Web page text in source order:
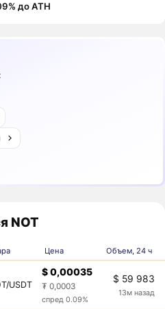
до ATH
NOT
Цена Объем, 24 ч
USDT
$ 0,00035
₮ 0,0003
спред 0.09%
$ 59 983
13м назад